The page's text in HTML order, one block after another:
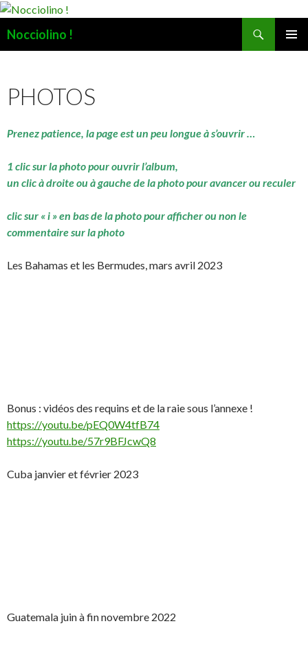
Nocciolino !
PHOTOS
Prenez patience, la page est un peu longue à s’ouvrir …
1 clic sur la photo pour ouvrir l’album,
un clic à droite ou à gauche de la photo pour avancer ou reculer
clic sur « i » en bas de la photo pour afficher ou non le
commentaire sur la photo
Les Bahamas et les Bermudes, mars avril 2023
Bonus : vidéos des requins et de la raie sous l’annexe !
https://youtu.be/pEQ0W4tfB74
https://youtu.be/57r9BFJcwQ8
Cuba janvier et février 2023
Guatemala juin à fin novembre 2022